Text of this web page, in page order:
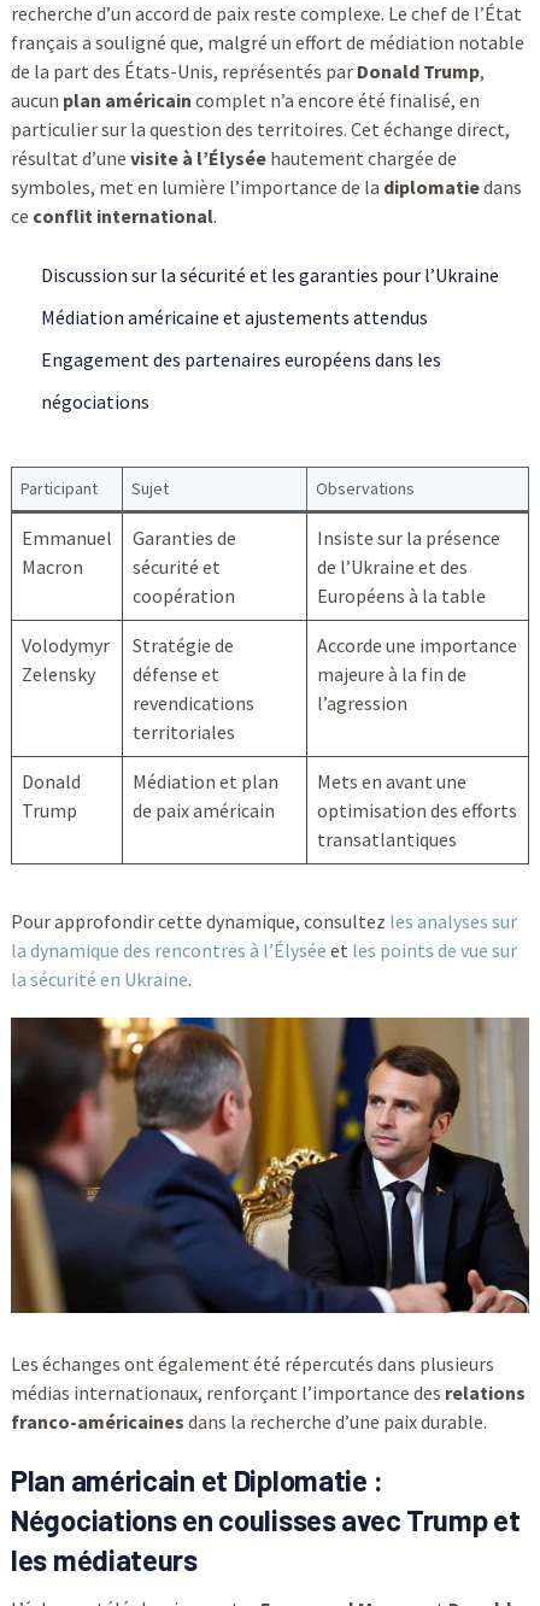
recherche d’un accord de paix reste complexe. Le chef de l’État
français a souligné que, malgré un effort de médiation notable
de la part des États-Unis, représentés par Donald Trump,
aucun plan américain complet n’a encore été finalisé, en
particulier sur la question des territoires. Cet échange direct,
résultat d’une visite à l’Élyséehautement chargée de
symboles, met en lumière l’importance de la diplomatiedans
ce conflit international.
Discussion sur la sécurité et les garanties pour l’Ukraine
Médiation américaine et ajustements attendus
Engagement des partenaires européens dans les
négociations
Participant Sujet Observations
Emmanuel
Macron
Garanties de
sécurité et
coopération
Insiste sur la présence
de l’Ukraine et des
Européens à la table
Volodymyr
Zelensky
Stratégie de
défense et
revendications
territoriales
Accorde une importance
majeure à la fin de
l’agression
Donald
Trump
Médiation et plan
de paix américain
Mets en avant une
optimisation des efforts
transatlantiques
Pour approfondir cette dynamique, consultez les analyses sur
la dynamique des rencontres à l’Élysée et les points de vue sur
la sécurité en Ukraine.
Les échanges ont également été répercutés dans plusieurs
médias internationaux, renforçant l’importance des relations
franco-américaines dans la recherche d’une paix durable.
Plan américain et Diplomatie :
Négociations en coulisses avec Trump et
les médiateurs